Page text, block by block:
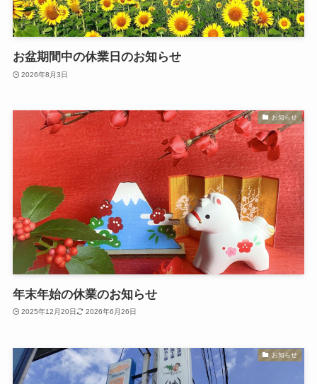
お盆期間中の休業日のお知らせ
2026年8月3日
お知らせ
年末年始の休業のお知らせ
2025年12月20日 2026年6月26日
お知らせ